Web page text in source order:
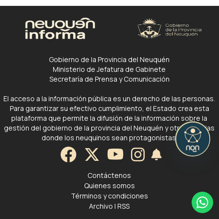
Gobierno de la Provincia del Neuquén
Ministerio de Jefatura de Gabinete
Secretaría de Prensa y Comunicación
El acceso a la información pública es un derecho de las personas.
Para garantizar su efectivo cumplimiento, el Estado crea esta
plataforma que permite la difusión de la información sobre la
gestión del gobierno de la provincia del Neuquén y otras noticias
donde los neuquinos sean protagonistas.
Contáctenos
Quienes somos
Términos y condiciones
Archivo |RSS